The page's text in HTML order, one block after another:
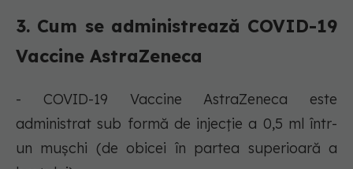
3. Cum se administrează COVID-19
Vaccine AstraZeneca
- COVID-19 Vaccine AstraZeneca este
administrat sub formă de injecție a 0,5 ml într-
un mușchi (de obicei în partea superioară a